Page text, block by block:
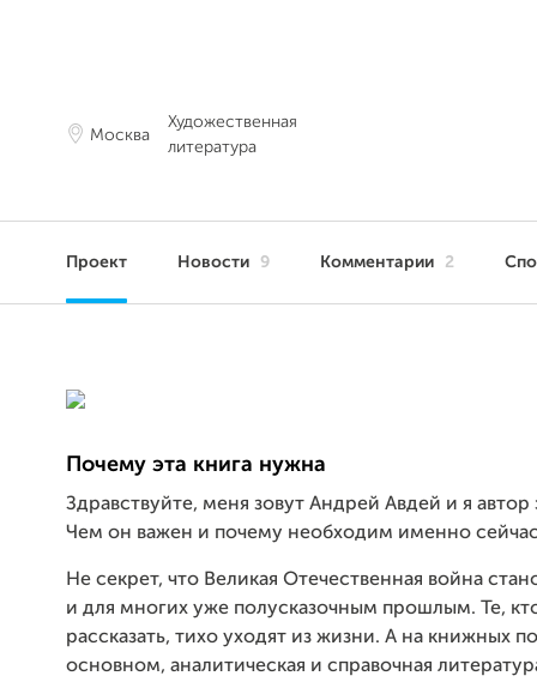
Москва
Художественная
литература
Проект Новости 9 Комментарии 2
Почему эта книга нужна
Здравствуйте, меня зовут Андрей Авдей и я автор
Чем он важен и почему необходим именно
Не секрет, что Великая Отечественная война
и для многих уже полусказочным прошлым. Те,
рассказать, тихо уходят из жизни. А на книжных
основном, аналитическая и справочная